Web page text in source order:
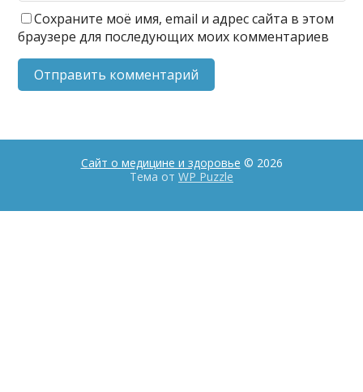
Сохраните моё имя, email и адрес сайта в этом
браузере для последующих моих комментариев
Сайт о медицине и здоровье © 2026
Тема от WP Puzzle